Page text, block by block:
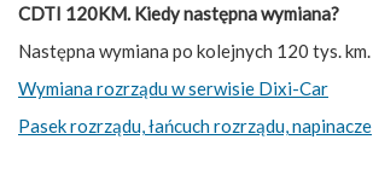
CDTI 120KM. Kiedy następna wymiana?
Następna wymiana po kolejnych 120 tys. km.
Wymiana rozrządu w serwisie Dixi-Car
Pasek rozrządu, łańcuch rozrządu, napinacze